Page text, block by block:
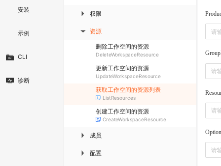
安装
示例
CLI
诊断
▶ 权限
▶ 资源
删除工作空间的资源
DeleteWorkspaceResource
更新工作空间的资源
UpdateWorkspaceResource
获取工作空间的资源列表
ListResources
创建工作空间的资源
CreateWorkspaceResource
▶ 成员
▶ 配置
Option